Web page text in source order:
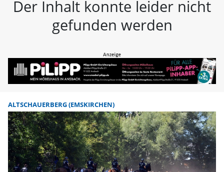
Der Inhalt konnte leider nicht
gefunden werden
ALTSCHAUERBERG (EMSKIRCHEN)